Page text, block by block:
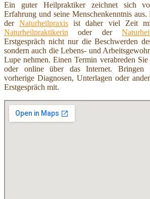
Ein guter Heilpraktiker zeichnet sich
Erfahrung und seine Menschenkenntnis
derNaturheilpraxis ist daher viel Zeit
Naturheilpraktikerin oder der
Erstgespräch nicht nur die Beschwerden
sondern auch die Lebens- und
Lupe nehmen. Einen Termin verabreden
oder online über das Internet. Bringen
vorherige Diagnosen, Unterlagen oder
Erstgespräch mit.